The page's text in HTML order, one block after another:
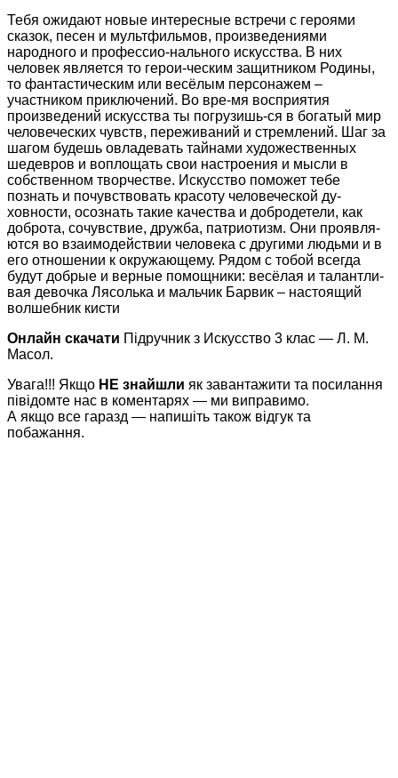
Тебя ожидают новые интересные встречи с героями
сказок, песен и мультфильмов, произведениями
народного и профессио-нального искусства. В них
человек является то герои-ческим защитником Родины,
то фантастическим или весёлым персонажем –
участником приключений. Во вре-мя восприятия
произведений искусства ты погрузишь-ся в богатый мир
человеческих чувств, переживаний и стремлений. Шаг за
шагом будешь овладевать тайнами художественных
шедевров и воплощать свои настроения и мысли в
собственном творчестве. Искусство поможет тебе
познать и почувствовать красоту человеческой ду-
ховности, осознать такие качества и добродетели, как
доброта, сочувствие, дружба, патриотизм. Они проявля-
ются во взаимодействии человека с другими людьми и в
его отношении к окружающему. Рядом с тобой всегда
будут добрые и верные помощники: весёлая и талантли-
вая девочка Лясолька и мальчик Барвик – настоящий
волшебник кисти
Онлайн скачати Підручник з Искусство 3 клас — Л. М.
Масол.
Увага!!! Якщо НЕ знайшли як завантажити та посилання
півідомте нас в коментарях — ми виправимо.
А якщо все гаразд — напишіть також відгук та
побажання.